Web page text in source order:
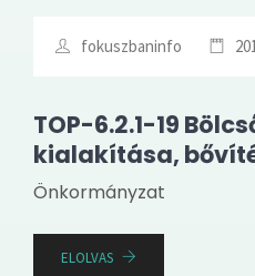
fokuszbaninfo
TOP-6.2.1-19
kialakítása,
Önkormányzat
ELOLVAS